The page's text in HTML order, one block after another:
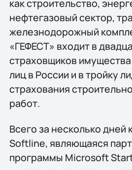
как строительство,
нефтегазовый сектор,
железнодорожный
«ГЕФЕСТ» входит в
страховщиков
лиц в России и в тройку
страхования
работ.
Всего за несколько дней
Softline, являющаяся
программы Microsoft